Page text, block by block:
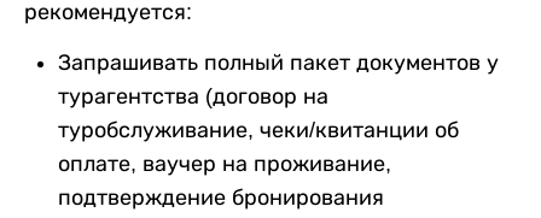
рекомендуется:
Запрашивать полный пакет документов у
турагентства (договор на
туробслуживание, чеки/квитанции об
оплате, ваучер на проживание,
подтверждение бронирования